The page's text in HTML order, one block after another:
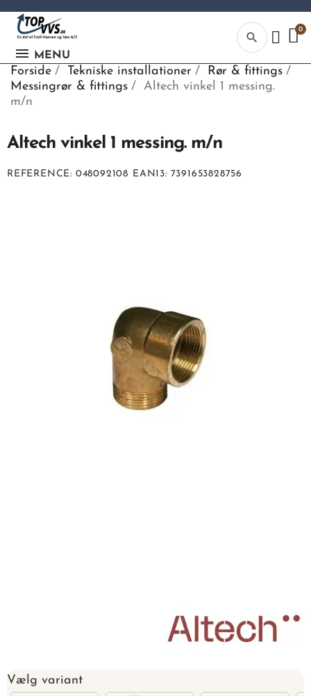
MENU
search
Forside Tekniske installationer
Rør & fittings
Messingrør & fittings
Altech vinkel 1 messing.
m/n
Altech vinkel 1 messing. m/n
REFERENCE 048092108 EAN13 7391653828756
Vælg variant